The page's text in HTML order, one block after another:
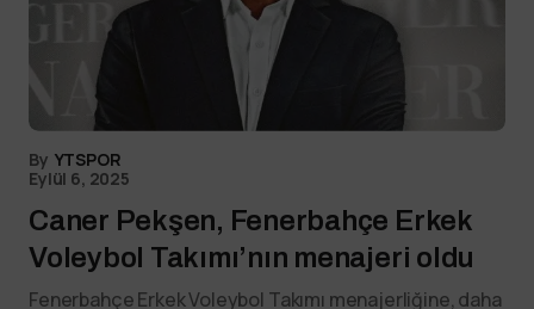
By YTSPOR
Eylül 6, 2025
Caner Pekşen, Fenerbahçe Erkek
Voleybol Takımı’nın menajeri oldu
Fenerbahçe Erkek Voleybol Takımı menajerliğine, daha